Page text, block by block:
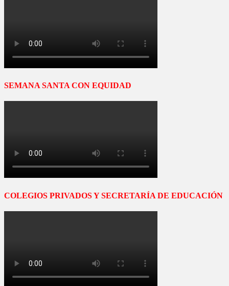
SEMANA SANTA CON EQUIDAD
COLEGIOS PRIVADOS Y SECRETARÍA DE EDUCACIÓN